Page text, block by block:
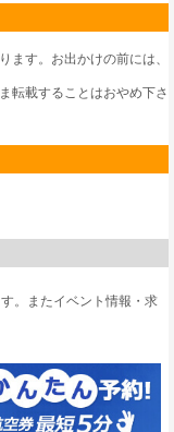
ます。お出かけの前には、
転載することはおやめ下さ
。またイベント情報・求